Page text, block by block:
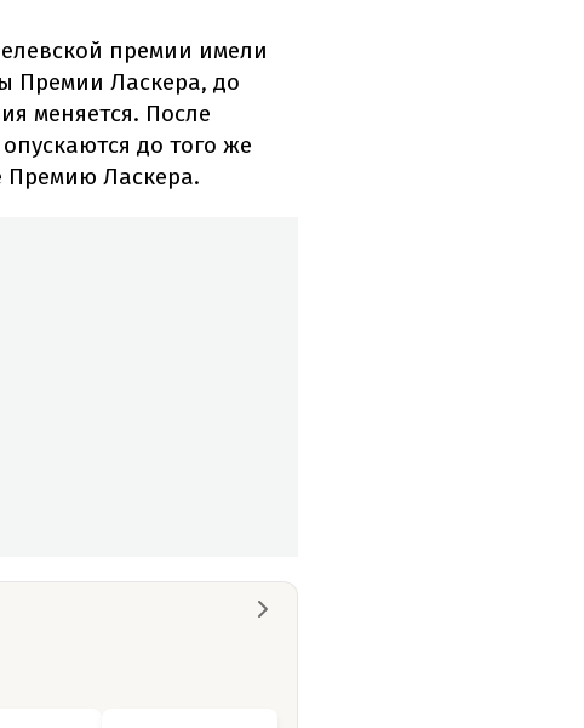
премии имели
Премии Ласкера, до
меняется. После
до того же
Ласкера.